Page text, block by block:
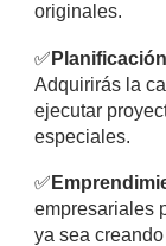
originales.
✅
Adquirirás la
ejecutar
especiales.
✅
empresariales
ya sea